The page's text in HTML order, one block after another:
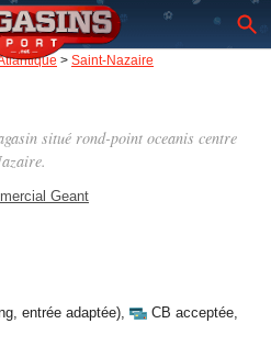
> Saint-Nazaire
situé rond-point oceanis centre
Geant
entrée adaptée), CB acceptée,